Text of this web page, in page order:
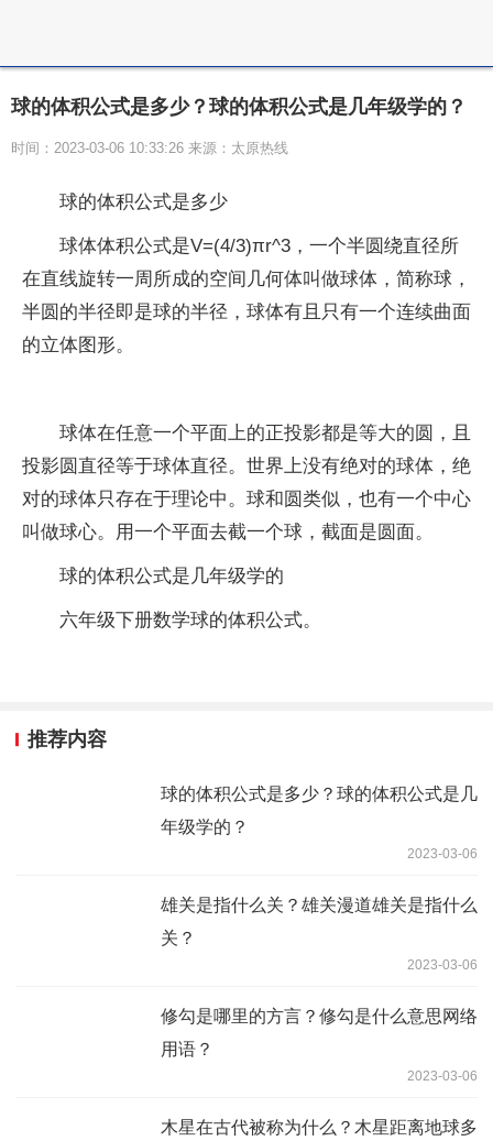
球的体积公式是多少？球的体积公式是几年级学的？
时间：2023-03-06 10:33:26 来源：太原热线
球的体积公式是多少
球体体积公式是V=(4/3)πr^3，一个半圆绕直径所
在直线旋转一周所成的空间几何体叫做球体，简称球，
半圆的半径即是球的半径，球体有且只有一个连续曲面
的立体图形。
球体在任意一个平面上的正投影都是等大的圆，且
投影圆直径等于球体直径。世界上没有绝对的球体，绝
对的球体只存在于理论中。球和圆类似，也有一个中心
叫做球心。用一个平面去截一个球，截面是圆面。
球的体积公式是几年级学的
六年级下册数学球的体积公式。
推荐内容
球的体积公式是多少？球的体积公式是几
年级学的？
2023-03-06
雄关是指什么关？雄关漫道雄关是指什么
关？
2023-03-06
修勾是哪里的方言？修勾是什么意思网络
用语？
2023-03-06
木星在古代被称为什么？木星距离地球多